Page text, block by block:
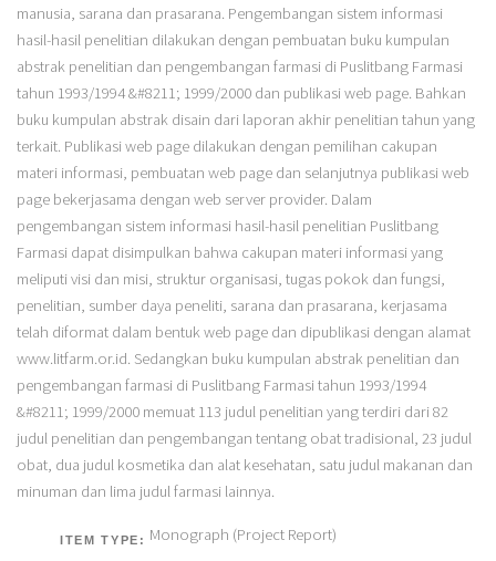
manusia, sarana dan prasarana. Pengembangan sistem informasi
hasil-hasil penelitian dilakukan dengan pembuatan buku kumpulan
abstrak penelitian dan pengembangan farmasi di Puslitbang Farmasi
tahun 1993/1994 &#8211; 1999/2000 dan publikasi web page. Bahkan
buku kumpulan abstrak disain dari laporan akhir penelitian tahun yang
terkait. Publikasi web page dilakukan dengan pemilihan cakupan
materi informasi, pembuatan web page dan selanjutnya publikasi web
page bekerjasama dengan web server provider. Dalam
pengembangan sistem informasi hasil-hasil penelitian Puslitbang
Farmasi dapat disimpulkan bahwa cakupan materi informasi yang
meliputi visi dan misi, struktur organisasi, tugas pokok dan fungsi,
penelitian, sumber daya peneliti, sarana dan prasarana, kerjasama
telah diformat dalam bentuk web page dan dipublikasi dengan alamat
www.litfarm.or.id. Sedangkan buku kumpulan abstrak penelitian dan
pengembangan farmasi di Puslitbang Farmasi tahun 1993/1994
&#8211; 1999/2000 memuat 113 judul penelitian yang terdiri dari 82
judul penelitian dan pengembangan tentang obat tradisional, 23 judul
obat, dua judul kosmetika dan alat kesehatan, satu judul makanan dan
minuman dan lima judul farmasi lainnya.
ITEM TYPE: Monograph (Project Report)